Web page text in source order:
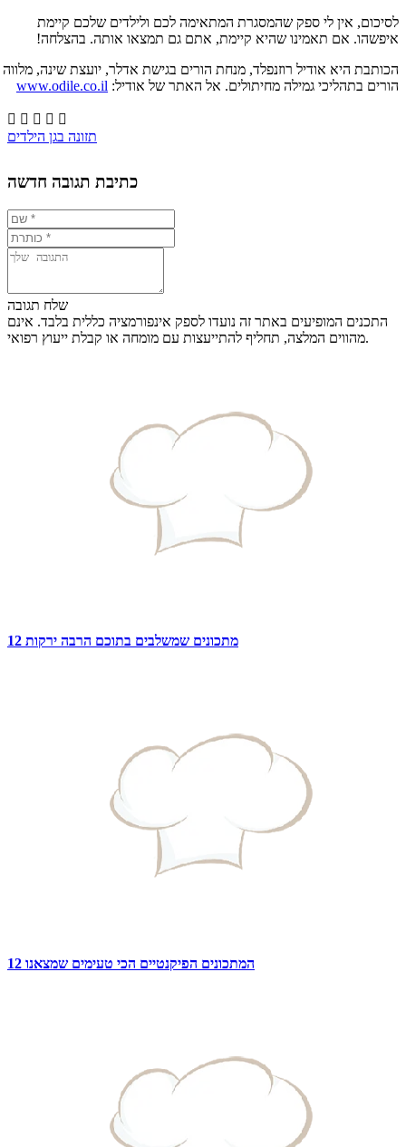
לסיכום, אין לי ספק שהמסגרת המתאימה לכם ולילדים שלכם קיימת
איפשהו. אם תאמינו שהיא קיימת, אתם גם תמצאו אותה. בהצלחה!
הכותבת היא אודיל רוזנפלד, מנחת הורים בגישת אדלר, יועצת שינה, מלווה
הורים בתהליכי גמילה מחיתולים. אל האתר של אודיל: www.odile.co.il
    
תזונה בגן הילדים
כתיבת תגובה חדשה
שלח תגובה
התכנים המופיעים באתר זה נועדו לספק אינפורמציה כללית בלבד. אינם
מהווים המלצה, תחליף להתייעצות עם מומחה או קבלת ייעוץ רפואי.
12 מתכונים שמשלבים בתוכם הרבה ירקות
12 המתכונים הפיקנטיים הכי טעימים שמצאנו